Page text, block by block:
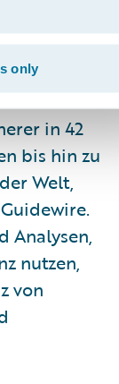
only
und
zu
effizient
in 42
bis hin zu
Welt,
Analysen,
nutzen,
von